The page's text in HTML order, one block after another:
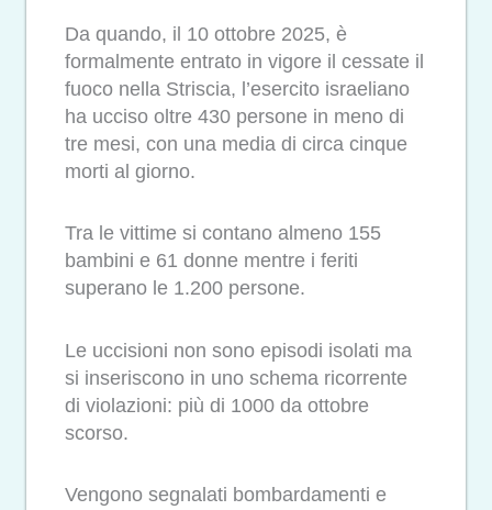
Da quando, il 10 ottobre 2025, è
formalmente entrato in vigore il cessate il
fuoco nella Striscia, l’esercito israeliano
ha ucciso oltre 430 persone in meno di
tre mesi, con una media di circa cinque
morti al giorno.
Tra le vittime si contano almeno 155
bambini e 61 donne mentre i feriti
superano le 1.200 persone.
Le uccisioni non sono episodi isolati ma
si inseriscono in uno schema ricorrente
di violazioni: più di 1000 da ottobre
scorso.
Vengono segnalati bombardamenti e